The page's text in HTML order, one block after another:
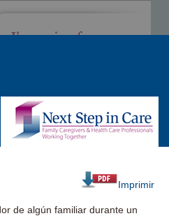
Imprimir
de algún familiar durante un